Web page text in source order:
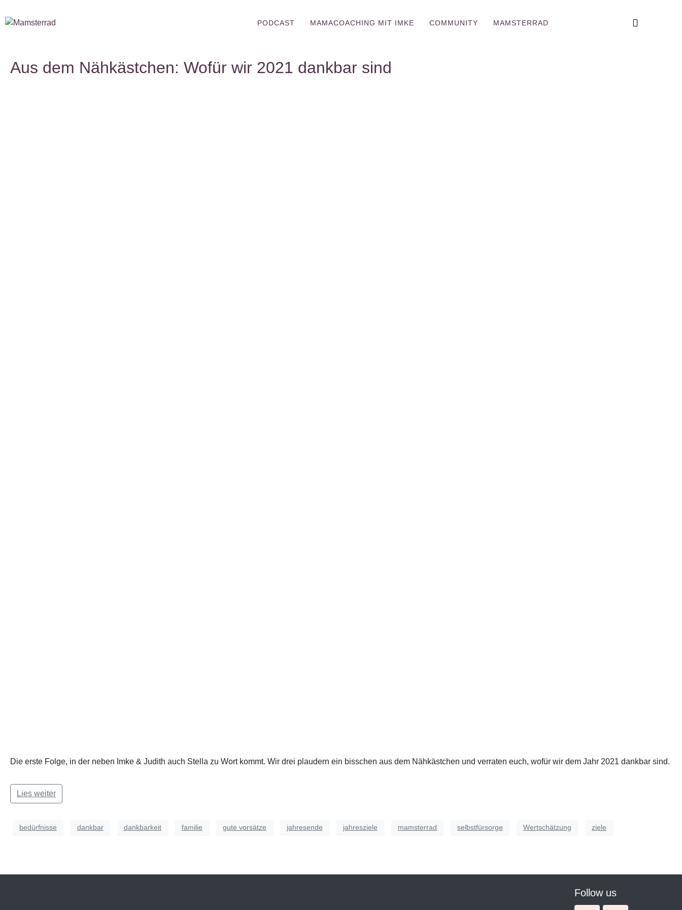
PODCAST MAMACOACHING MIT IMKE COMMUNITY MAMSTERRAD
Aus dem Nähkästchen: Wofür wir 2021 dankbar sind
Die erste Folge, in der neben Imke & Judith auch Stella zu Wort kommt. Wir drei plaudern ein bisschen aus dem Nähkästchen und verraten euch, wofür wir dem Jahr 2021 dankbar sind.
Lies weiter
bedürfnisse dankbar dankbarkeit familie gute vorsätze jahresende jahresziele mamsterrad selbstfürsorge Wertschätzung ziele
Follow us